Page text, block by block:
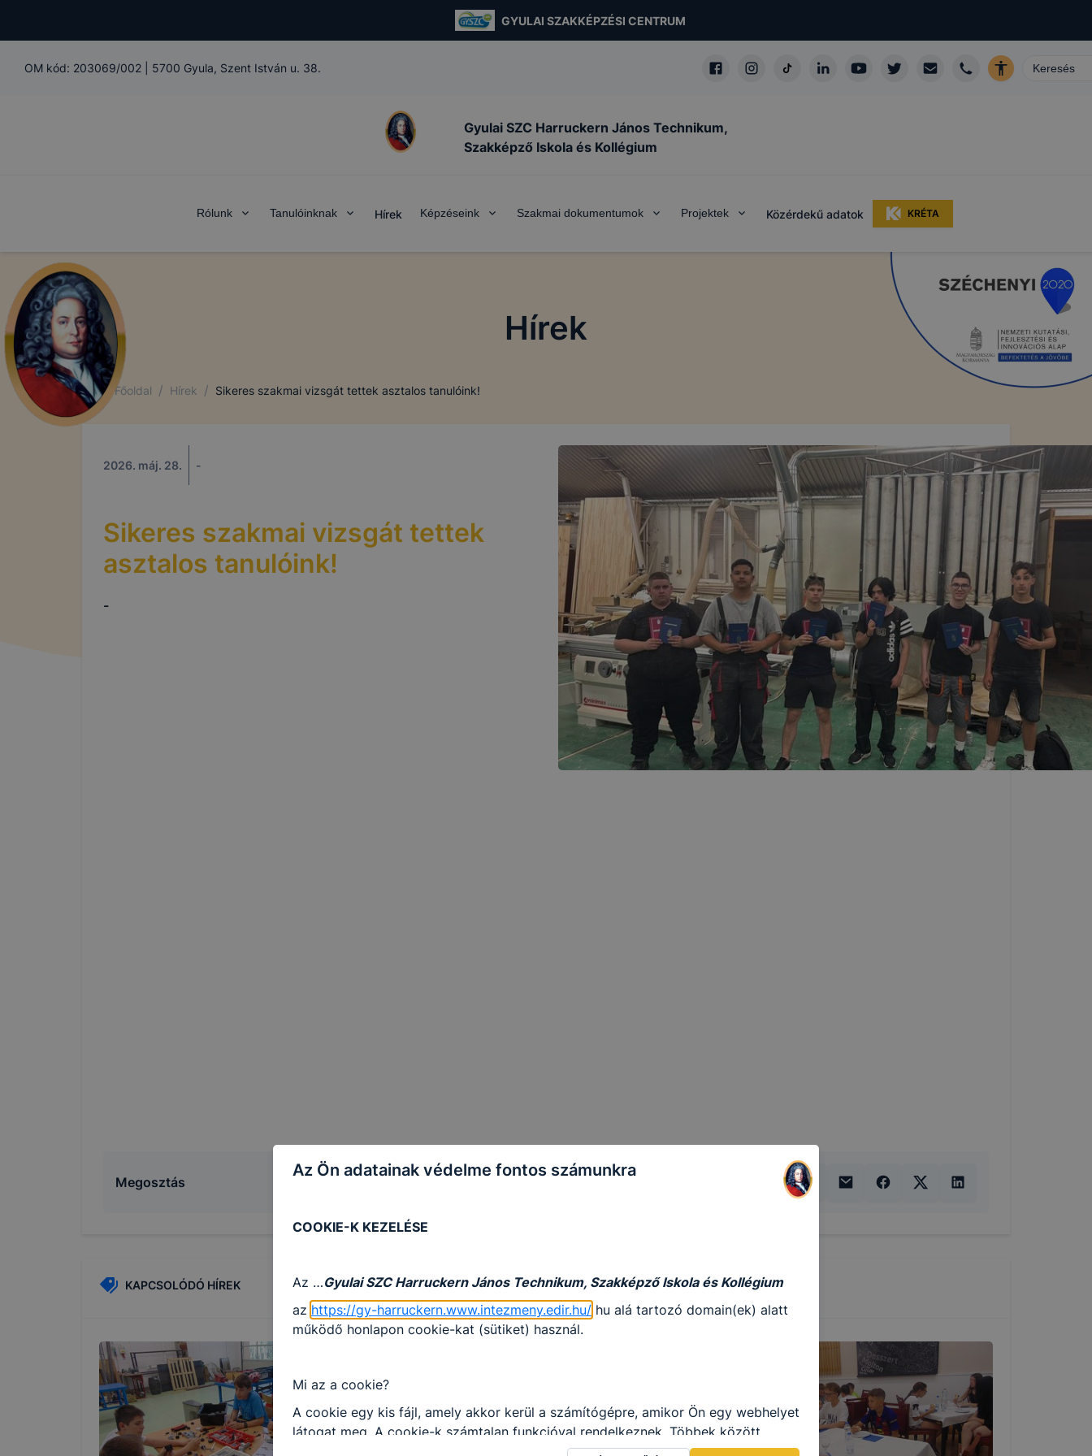
GYULAI SZAKKÉPZÉSI CENTRUM
OM kód: 203069/002 5700 Gyula, Szent István u. 38.
Gyulai SZC Harruckern János Technikum,
Szakképző Iskola és Kollégium
Rólunk Tanulóinknak Hírek Képzéseink Szakmai dokumentumok Projektek Közérdekű adatok KRÉTA
Hírek
Főoldal / Hírek / Sikeres szakmai vizsgát tettek asztalos tanulóink!
2026. máj. 28. -
Sikeres szakmai vizsgát tettek
asztalos tanulóink!
-
Megosztás
KAPCSOLÓDÓ HÍREK
Az Ön adatainak védelme fontos számunkra
COOKIE-K KEZELÉSE
Az …Gyulai SZC Harruckern János Technikum, Szakképző Iskola és Kollégium
az https://gy-harruckern.www.intezmeny.edir.hu/ hu alá tartozó domain(ek) alatt
működő honlapon cookie-kat (sütiket) használ.
Mi az a cookie?
A cookie egy kis fájl, amely akkor kerül a számítógépre, amikor Ön egy webhelyet
látogat meg. A cookie-k számtalan funkcióval rendelkeznek. Többek között
információt gyűjtenek, megjegyzik a látogató egyéni beállításait és